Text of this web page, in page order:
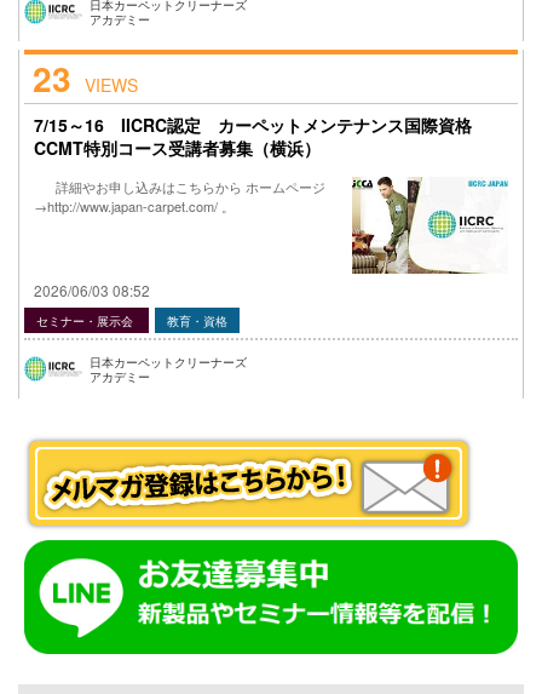
日本カーペットクリーナーズ
アカデミー
23 VIEWS
7/15～16 IICRC認定 カーペットメンテナンス国際資格
CCMT特別コース受講者募集（横浜）
詳細やお申し込みはこちらから ホームページ
→http://www.japan-carpet.com/ 。
2026/06/03 08:52
セミナー・展示会 教育・資格
日本カーペットクリーナーズ
アカデミー